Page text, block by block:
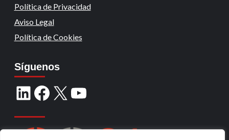
Política de Privacidad
Aviso Legal
Política de Cookies
Síguenos